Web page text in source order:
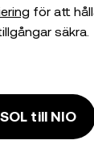
för att
säkra.
till NIO